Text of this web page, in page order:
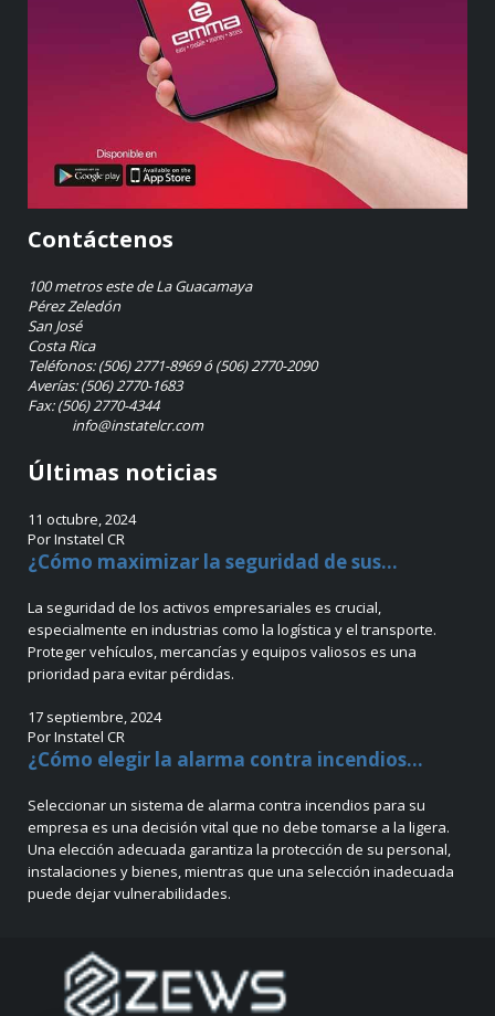
Contáctenos
100 metros este de La Guacamaya
Pérez Zeledón
San José
Costa Rica
Teléfonos: (506) 2771-8969 ó (506) 2770-2090
Averías: (506) 2770-1683
Fax: (506) 2770-4344
info@instatelcr.com
Últimas noticias
11 octubre, 2024
Por Instatel CR
¿Cómo maximizar la seguridad de sus...
La seguridad de los activos empresariales es crucial,
especialmente en industrias como la logística y el transporte.
Proteger vehículos, mercancías y equipos valiosos es una
prioridad para evitar pérdidas.
17 septiembre, 2024
Por Instatel CR
¿Cómo elegir la alarma contra incendios...
Seleccionar un sistema de alarma contra incendios para su
empresa es una decisión vital que no debe tomarse a la ligera.
Una elección adecuada garantiza la protección de su personal,
instalaciones y bienes, mientras que una selección inadecuada
puede dejar vulnerabilidades.